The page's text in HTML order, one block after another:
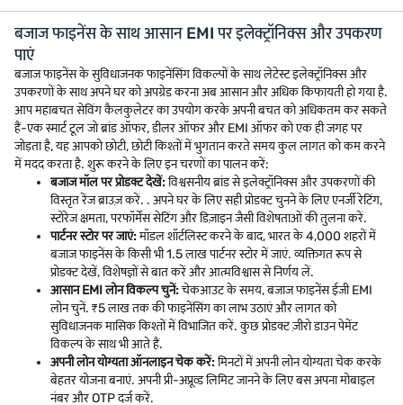
बजाज फाइनेंस के साथ आसान EMI पर इलेक्ट्रॉनिक्स और उपकरण
पाएं
बजाज फाइनेंस के सुविधाजनक फाइनेंसिंग विकल्पों के साथ लेटेस्ट इलेक्ट्रॉनिक्स और
उपकरणों के साथ अपने घर को अपग्रेड करना अब आसान और अधिक किफायती हो गया है.
आप महाबचत सेविंग कैलकुलेटर का उपयोग करके अपनी बचत को अधिकतम कर सकते
हैं-एक स्मार्ट टूल जो ब्रांड ऑफर, डीलर ऑफर और EMI ऑफर को एक ही जगह पर
जोड़ता है, यह आपको छोटी, छोटी किश्तों में भुगतान करते समय कुल लागत को कम करने
में मदद करता है. शुरू करने के लिए इन चरणों का पालन करें:
बजाज मॉल पर प्रोडक्ट देखें:विश्वसनीय ब्रांड से इलेक्ट्रॉनिक्स और उपकरणों की
विस्तृत रेंज ब्राउज़ करें. . अपने घर के लिए सही प्रोडक्ट चुनने के लिए एनर्जी रेटिंग,
स्टोरेज क्षमता, परफॉर्मेंस सेटिंग और डिज़ाइन जैसी विशेषताओं की तुलना करें.
पार्टनर स्टोर पर जाएं:मॉडल शॉर्टलिस्ट करने के बाद, भारत के 4,000 शहरों में
बजाज फाइनेंस के किसी भी 1.5 लाख पार्टनर स्टोर में जाएं. व्यक्तिगत रूप से
प्रोडक्ट देखें, विशेषज्ञों से बात करें और आत्मविश्वास से निर्णय लें.
आसान EMI लोन विकल्प चुनें:चेकआउट के समय, बजाज फाइनेंस ईजी EMI
लोन चुनें. ₹5 लाख तक की फाइनेंसिंग का लाभ उठाएं और लागत को
सुविधाजनक मासिक किश्तों में विभाजित करें. कुछ प्रोडक्ट ज़ीरो डाउन पेमेंट
विकल्प के साथ भी आते हैं.
अपनी लोन योग्यता ऑनलाइन चेक करें:मिनटों में अपनी लोन योग्यता चेक करके
बेहतर योजना बनाएं. अपनी प्री-अप्रूव्ड लिमिट जानने के लिए बस अपना मोबाइल
नंबर और OTP दर्ज करें.